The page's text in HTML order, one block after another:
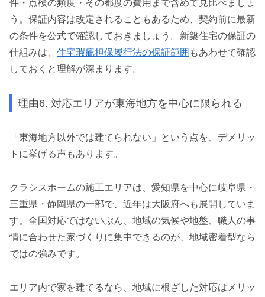
件・点検の頻度・その都度の費用まで含めて見比べましょ
う。保証内容は改定されることもあるため、契約前に最新
の条件を公式で確認しておきましょう。新築住宅の保証の
仕組みは、 住宅瑕疵担保履行法の保証範囲 もあわせて確認
しておくと理解が深まります。
理由6. 対応エリアが東海地方を中心に限られる
「東海地方以外では建てられない」という点を、デメリッ
トに挙げる声もあります。
クラシスホームの施工エリアは、愛知県を中心に岐阜県・
三重県・静岡県の一部で、近年は大阪府へも展開していま
す。全国対応ではないぶん、地域の気候や地盤、職人の事
情に合わせた家づくりに集中できるのが、地域密着型なら
ではの強みです。
エリア内で家を建てるなら、地域に根ざした対応はメリッ